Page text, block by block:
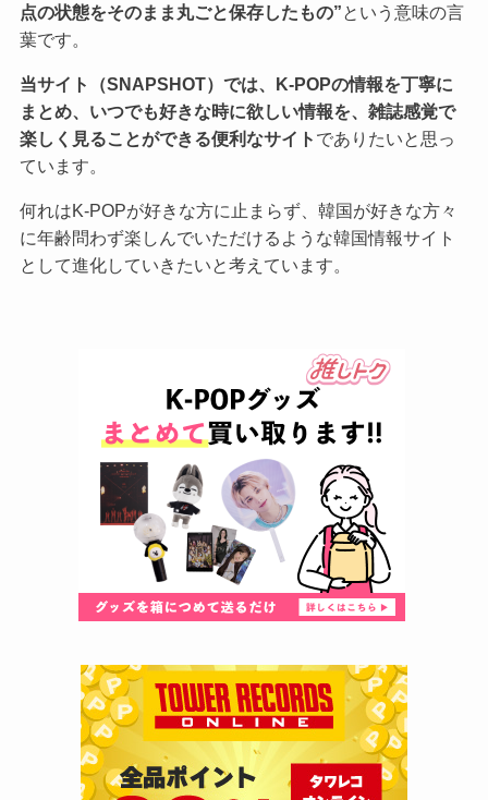
点の状態をそのまま丸ごと保存したもの”という意味の言
葉です。
当サイト（SNAPSHOT）では、K-POPの情報を丁寧に
まとめ、いつでも好きな時に欲しい情報を、雑誌感覚で
楽しく見ることができる便利なサイト でありたいと思っ
ています。
何れはK-POPが好きな方に止まらず、韓国が好きな方々
に年齢問わず楽しんでいただけるような韓国情報サイト
として進化していきたいと考えています。